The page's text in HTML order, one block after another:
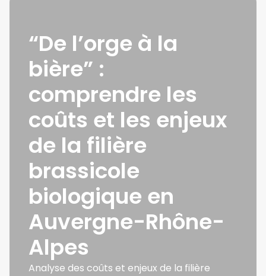
“De l’orge à la
bière” :
comprendre les
coûts et les enjeux
de la filière
brassicole
biologique en
Auvergne-Rhône-
Alpes
Analyse des coûts et enjeux de la filière